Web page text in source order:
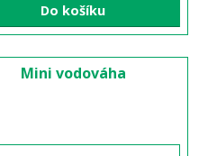
Do košíku
Mini vodováha